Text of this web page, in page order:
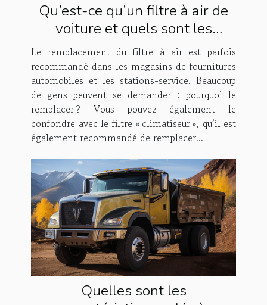
Qu’est-ce qu’un filtre à air de
voiture et quels sont les
avantages et inconvénients de
le remplacer ?
Le remplacement du filtre à air est parfois
recommandé dans les magasins de fournitures
automobiles et les stations-service. Beaucoup
de gens peuvent se demander : pourquoi le
remplacer ? Vous pouvez également le
confondre avec le filtre « climatiseur », qu’il est
également recommandé de remplacer...
Quelles sont les